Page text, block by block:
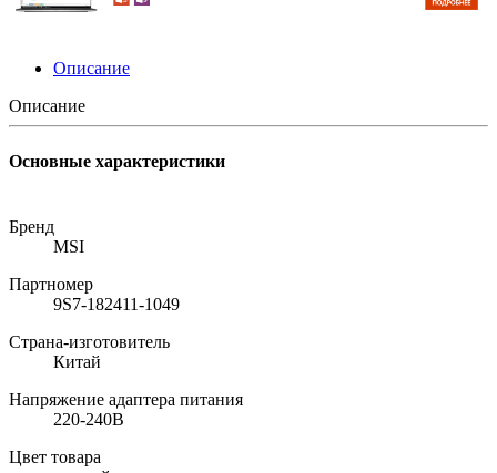
Описание
Описание
Основные характеристики
Бренд
MSI
Партномер
9S7-182411-1049
Страна-изготовитель
Китай
Напряжение адаптера питания
220-240В
Цвет товара